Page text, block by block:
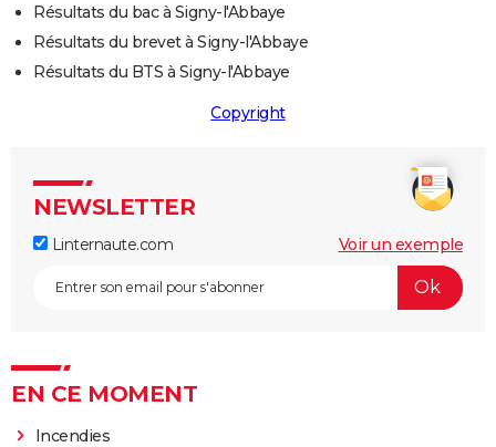
Résultats du bac à Signy-l'Abbaye
Résultats du brevet à Signy-l'Abbaye
Résultats du BTS à Signy-l'Abbaye
Copyright
NEWSLETTER
Linternaute.com Voir un exemple
EN CE MOMENT
Incendies